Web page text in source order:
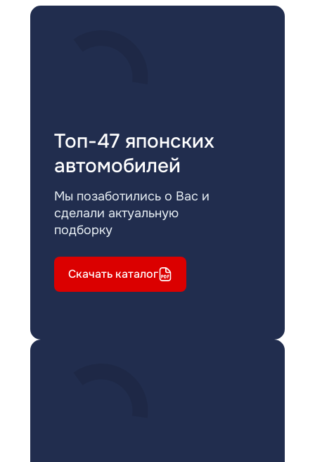
Топ-47 японских
автомобилей
Мы позаботились о Вас и
сделали актуальную
подборку
Скачать каталог